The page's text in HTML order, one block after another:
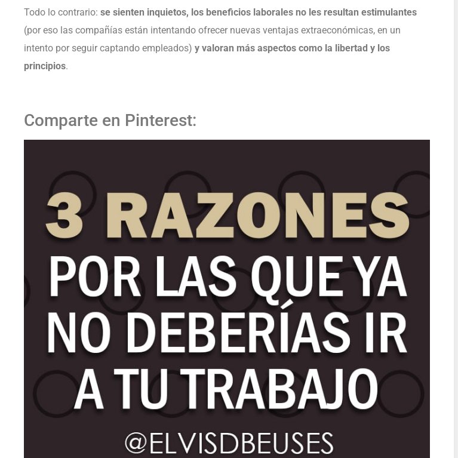
Todo lo contrario: se sienten inquietos, los beneficios laborales no les resultan estimulantes
(por eso las compañías están intentando ofrecer nuevas ventajas extraeconómicas, en un
intento por seguir captando empleados) y valoran más aspectos como la libertad y los
principios.
Comparte en Pinterest: